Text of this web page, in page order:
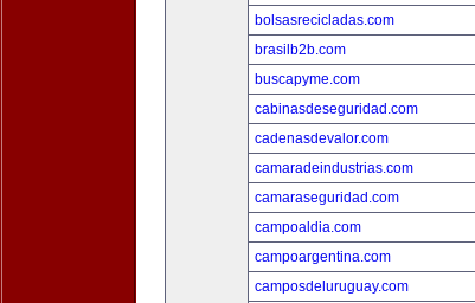
bolsasrecicladas.com
brasilb2b.com
buscapyme.com
cabinasdeseguridad.com
cadenasdevalor.com
camaradeindustrias.com
camaraseguridad.com
campoaldia.com
campoargentina.com
camposdeluruguay.com